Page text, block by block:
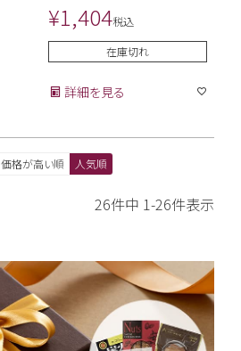
¥1,404税込
在庫切れ
詳細を見る
価格が高い順 人気順
26件中 1-26件表示